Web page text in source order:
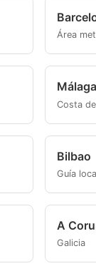
Área
Málaga
Costa
Bilbao
Guía
A
Galicia